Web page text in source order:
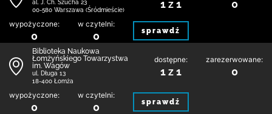
al. J. Ch. Szucha 23
00-580 Warszawa (Śródmieście)
1 z 1 0
wypożyczone:
0
w czytelni:
0 sprawdź
Biblioteka Naukowa
Łomżyńskiego Towarzystwa
im. Wagów
ul. Długa 13
18-400 Łomża
dostępne:
1 z 1
zarezerwowane:
0
wypożyczone:
0
w czytelni:
0 sprawdź